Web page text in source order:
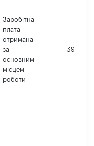
Заробітна
плата
отримана
за
основним
місцем
роботи
39629